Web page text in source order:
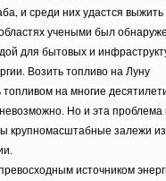
и среди них удастся выжить
учеными был
для бытовых и
Возить топливо на Луну
на многие
Но и эта проблема
крупномасштабные залежи
источником